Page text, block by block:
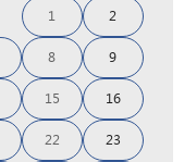
1 2
8 9
15 16
22 23